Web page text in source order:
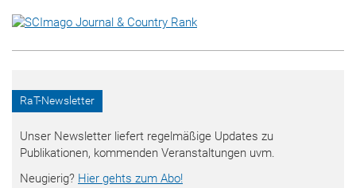
RaT-Newsletter
Unser Newsletter liefert regelmäßige Updates zu
Publikationen, kommenden Veranstaltungen uvm.
Neugierig? Hier gehts zum Abo!